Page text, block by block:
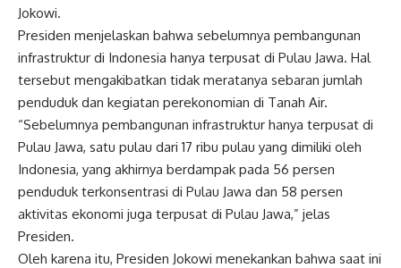
Jokowi.
Presiden menjelaskan bahwa sebelumnya pembangunan
infrastruktur di Indonesia hanya terpusat di Pulau Jawa. Hal
tersebut mengakibatkan tidak meratanya sebaran jumlah
penduduk dan kegiatan perekonomian di Tanah Air.
“Sebelumnya pembangunan infrastruktur hanya terpusat di
Pulau Jawa, satu pulau dari 17 ribu pulau yang dimiliki oleh
Indonesia, yang akhirnya berdampak pada 56 persen
penduduk terkonsentrasi di Pulau Jawa dan 58 persen
aktivitas ekonomi juga terpusat di Pulau Jawa,” jelas
Presiden.
Oleh karena itu, Presiden Jokowi menekankan bahwa saat ini